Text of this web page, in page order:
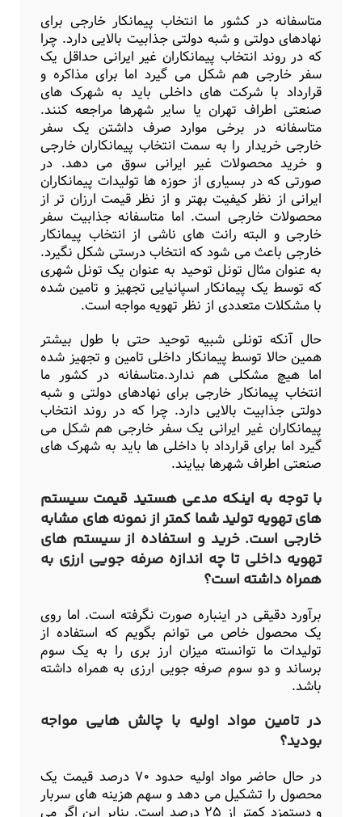
متاسفانه در کشور ما انتخاب پیمانکار خارجی برای
نهادهای دولتی و شبه دولتی جذابیت بالایی دارد. چرا
که در روند انتخاب پیمانکاران غیر ایرانی حداقل یک
سفر خارجی هم شکل می گیرد اما برای مذاکره و
قرارداد با شرکت های داخلی باید به شهرک های
صنعتی اطراف تهران یا سایر شهرها مراجعه کنند.
متاسفانه در برخی موارد صرف داشتن یک سفر
خارجی خریدار را به سمت انتخاب پیمانکاران خارجی
و خرید محصولات غیر ایرانی سوق می دهد. در
صورتی که در بسیاری از حوزه ها تولیدات پیمانکاران
ایرانی از نظر کیفیت بهتر و از نظر قیمت ارزان تر از
محصولات خارجی است. اما متاسفانه جذابیت سفر
خارجی و البته رانت های ناشی از انتخاب پیمانکار
خارجی باعث می شود که انتخاب درستی شکل نگیرد.
به عنوان مثال تونل توحید به عنوان یک تونل شهری
که توسط یک پیمانکار اسپانیایی تجهیز و تامین شده
با مشکلات متعددی از نظر تهویه مواجه است.
حال آنکه تونلی شبیه توحید حتی با طول بیشتر
همین حالا توسط پیمانکار داخلی تامین و تجهیز شده
اما هیچ مشکلی هم ندارد.متاسفانه در کشور ما
انتخاب پیمانکار خارجی برای نهادهای دولتی و شبه
دولتی جذابیت بالایی دارد. چرا که در روند انتخاب
پیمانکاران غیر ایرانی یک سفر خارجی هم شکل می
گیرد اما برای قرارداد با داخلی ها باید به شهرک های
صنعتی اطراف شهرها بیایند.
با توجه به اینکه مدعی هستید قیمت سیستم
های تهویه تولید شما کمتر از نمونه های مشابه
خارجی است. خرید و استفاده از سیستم های
تهویه داخلی تا چه اندازه صرفه جویی ارزی به
همراه داشته است؟
برآورد دقیقی در اینباره صورت نگرفته است. اما روی
یک محصول خاص می توانم بگویم که استفاده از
تولیدات ما توانسته میزان ارز بری را به یک سوم
برساند و دو سوم صرفه جویی ارزی به همراه داشته
باشد.
در تامین مواد اولیه با چالش هایی مواجه
بودید؟
در حال حاضر مواد اولیه حدود ۷۰ درصد قیمت یک
محصول را تشکیل می دهد و سهم هزینه های سربار
و دستمزد کمتر از ۲۵ درصد است. بنابر این اگر می